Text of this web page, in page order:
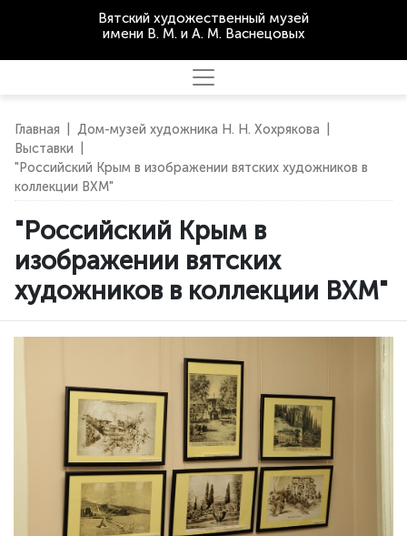
Вятский художественный музей
имени В. М. и А. М. Васнецовых
Главная Дом-музей художника Н. Н. Хохрякова
Выставки
"Российский Крым в изображении вятских художников в
коллекции ВХМ"
"Российский Крым в
изображении вятских
художников в коллекции ВХМ"